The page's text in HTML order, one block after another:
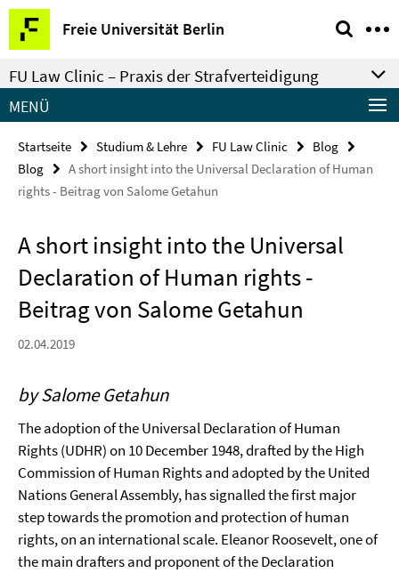
Springe
direkt
zu
Inhalt
Freie Universität Berlin
Service-
Navigation
FU Law Clinic – Praxis der Strafverteidigung
MENÜ
Startseite Studium & Lehre FU Law Clinic
Blog
Blog
A short insight into the Universal Declaration of Human
rights - Beitrag von Salome Getahun
A short insight into the Universal
Declaration of Human rights -
Beitrag von Salome Getahun
02.04.2019
by Salome Getahun
The adoption of the Universal Declaration of Human
Rights (UDHR) on 10 December 1948, drafted by the High
Commission of Human Rights and adopted by the United
Nations General Assembly, has signalled the first major
step towards the promotion and protection of human
rights, on an international scale. Eleanor Roosevelt, one of
the main drafters and proponent of the Declaration